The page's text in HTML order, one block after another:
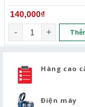
140,000₫
Tinh dầu chanh
Hàng cao
Điện máy